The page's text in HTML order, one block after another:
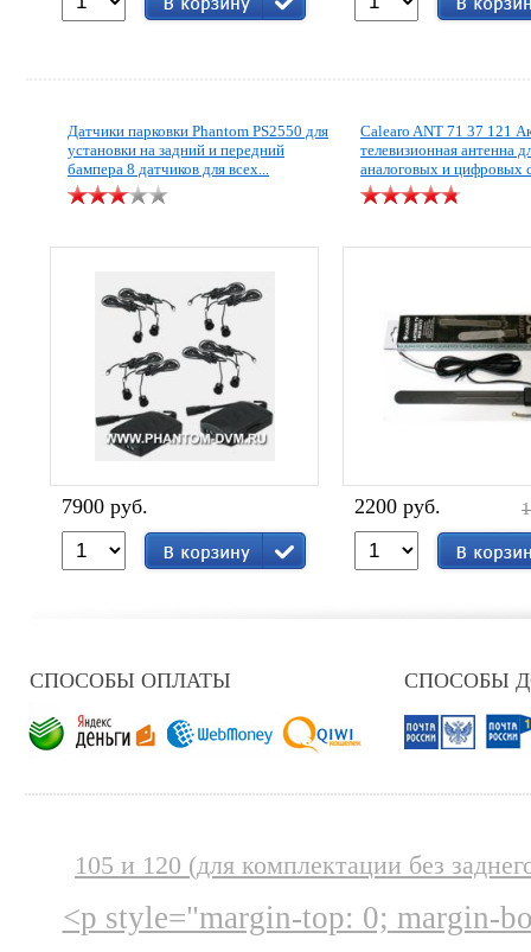
Датчики парковки Phantom PS2550 для
установки на задний и передний
бампера 8 датчиков для всех...
7900 руб.
Calearo ANT 71 37 121
телевизионная антенна
аналоговых и цифровых
2200 руб.
СПОСОБЫ ОПЛАТЫ СПОСОБЫ
105 и 120 (для комплектации без
<p style="margin-top: 0; margin-